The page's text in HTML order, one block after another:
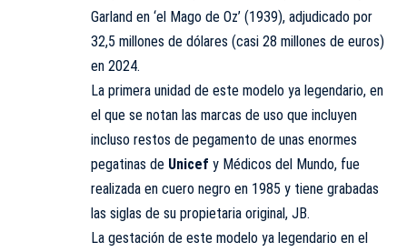
Garland en ‘el Mago de Oz’ (1939), adjudicado por
32,5 millones de dólares (casi 28 millones de euros)
en 2024.
La primera unidad de este modelo ya legendario, en
el que se notan las marcas de uso que incluyen
incluso restos de pegamento de unas enormes
pegatinas de Unicef y Médicos del Mundo, fue
realizada en cuero negro en 1985 y tiene grabadas
las siglas de su propietaria original, JB.
La gestación de este modelo ya legendario en el